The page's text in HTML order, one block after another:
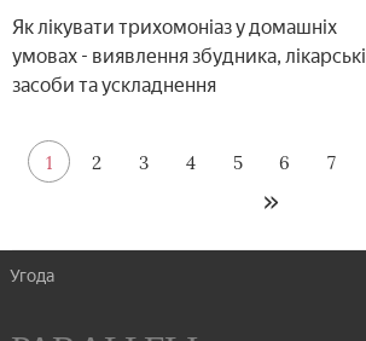
Як лікувати трихомоніаз у домашніх
умовах - виявлення збудника, лікарські
засоби та ускладнення
1 2 3 4 5 6 7
Угода